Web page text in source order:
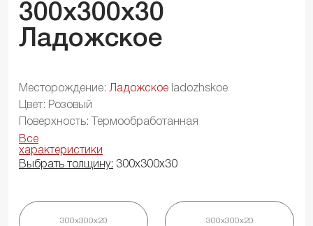
300x300x30
Ладожское
Месторождение: Ладожское ladozhskoe
Цвет: Розовый
Поверхность: Термообработанная
Все
характеристики
Выбрать толщину: 300х300х30
300х300х20 300х300х20